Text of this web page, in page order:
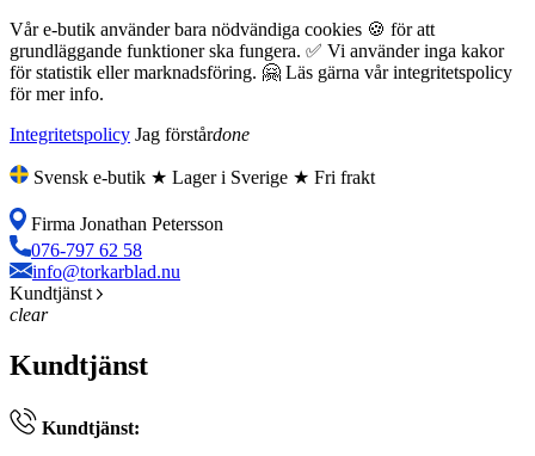
Vår e-butik använder bara nödvändiga cookies 🍪 för att
grundläggande funktioner ska fungera. ✅ Vi använder inga kakor
för statistik eller marknadsföring. 🤗 Läs gärna vår integritetspolicy
för mer info.
Integritetspolicy Jag förstårdone
Svensk e-butik ★ Lager i Sverige ★ Fri frakt
Firma Jonathan Petersson
076-797 62 58
info@torkarblad.nu
Kundtjänst
clear
Kundtjänst
Kundtjänst: